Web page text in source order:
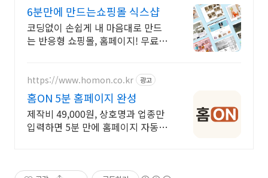
6분만에 만드는쇼핑몰 식스샵
코딩없이 손쉽게 내 마음대로 만드
는 반응형 쇼핑몰, 홈페이지! 무료
https://www.homon.co.kr 광고
홈ON 5분 홈페이지 완성
제작비 49,000원, 상호명과 업종만
입력하면 5분 만에 홈페이지 자동